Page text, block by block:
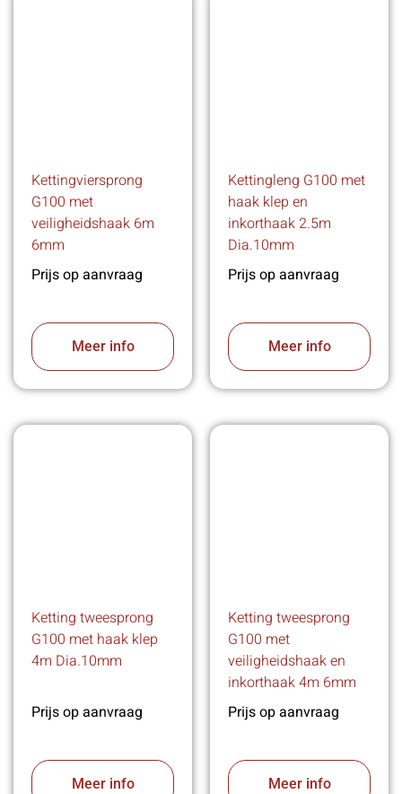
Kettingviersprong
G100 met
veiligheidshaak 6m
6mm
Prijs op aanvraag
Meer info
Kettingleng G100 met
haak klep en
inkorthaak 2.5m
Dia.10mm
Prijs op aanvraag
Meer info
Ketting tweesprong
G100 met haak klep
4m Dia.10mm
Prijs op aanvraag
Meer info
Ketting tweesprong
G100 met
veiligheidshaak en
inkorthaak 4m 6mm
Prijs op aanvraag
Meer info